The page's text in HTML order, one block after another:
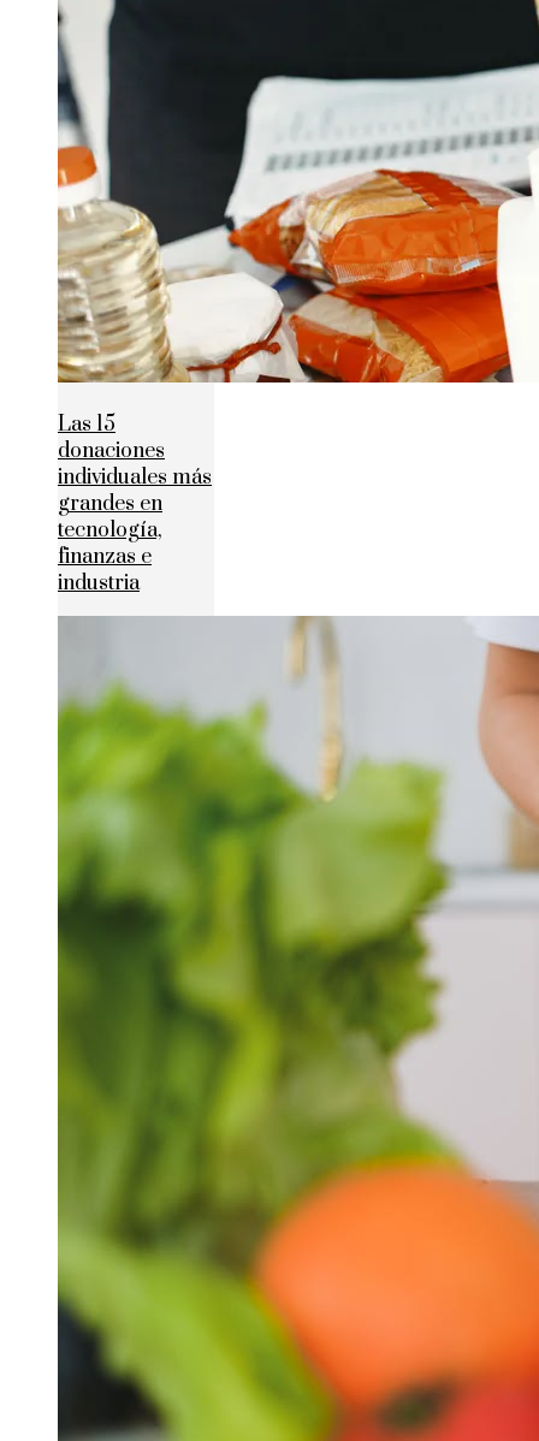
Las 15
donaciones
individuales más
grandes en
tecnología,
finanzas e
industria